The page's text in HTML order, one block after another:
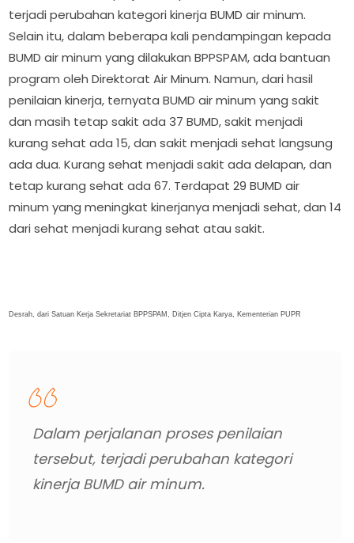
terjadi perubahan kategori kinerja BUMD air minum.
Selain itu, dalam beberapa kali pendampingan kepada
BUMD air minum yang dilakukan BPPSPAM, ada bantuan
program oleh Direktorat Air Minum. Namun, dari hasil
penilaian kinerja, ternyata BUMD air minum yang sakit
dan masih tetap sakit ada 37 BUMD, sakit menjadi
kurang sehat ada 15, dan sakit menjadi sehat langsung
ada dua. Kurang sehat menjadi sakit ada delapan, dan
tetap kurang sehat ada 67. Terdapat 29 BUMD air
minum yang meningkat kinerjanya menjadi sehat, dan 14
dari sehat menjadi kurang sehat atau sakit.
Desrah, dari Satuan Kerja Sekretariat BPPSPAM, Ditjen Cipta Karya, Kementerian PUPR
Dalam perjalanan proses penilaian
tersebut, terjadi perubahan kategori
kinerja BUMD air minum.